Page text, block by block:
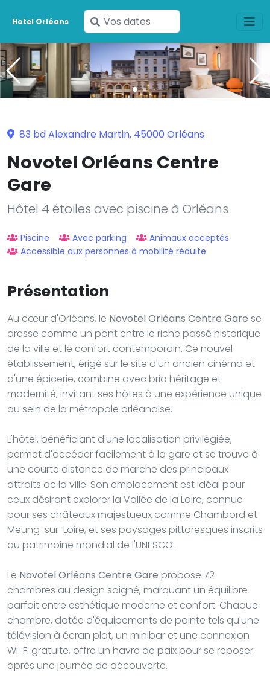
Hotel Orléans
Saisissez
vos
dates
83 bd Alexandre Martin, 45000 Orléans
Novotel Orléans Centre
Gare
Hôtel 4 étoiles avec piscine à Orléans
Piscine Avec parking
Animaux acceptés
Accessible aux personnes à mobilité réduite
Présentation
Au cœur d'Orléans, le Novotel Orléans Centre Gare se
dresse comme un pont entre le riche passé historique
de la ville et le confort contemporain. Ce nouvel
établissement, érigé sur le site d'un ancien cinéma et
d'une épicerie, combine avec brio héritage et
modernité, invitant ses hôtes à une expérience unique
au sein de la métropole orléanaise.
L'hôtel, bénéficiant d'une localisation privilégiée,
permet d'accéder facilement à la gare et se trouve à
une courte distance de marche des principaux
attraits de la ville. Son emplacement est idéal pour
ceux désirant explorer la Vallée de la Loire, connue
pour ses châteaux majestueux comme Chambord et
Meung-sur-Loire, et ses paysages pittoresques inscrits
au patrimoine mondial de l'UNESCO.
Le Novotel Orléans Centre Gare propose 72
chambres au design soigné, marquant un équilibre
parfait entre esthétique moderne et confort. Chaque
chambre, dotée d'équipements de pointe tels qu'une
télévision à écran plat, un minibar et une connexion
Wi-Fi gratuite, offre un havre de paix pour se reposer
après une journée de découverte.